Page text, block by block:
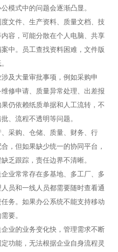
模式中的问题会逐渐凸显。
文件、生产资料、质量文档、技
容，可能分散在个人电脑、共享
中。员工查找资料困难，文件版
及大量审批事项，例如采购申
修申请、质量异常处理、出差报
仍依赖纸质单据和人工流转，不
、流程不透明等问题。
采购、仓储、质量、财务、行
，但如果缺少统一的协同平台，
乏跟踪，责任边界不清晰。
业常常存在多基地、多工厂、多
员和一线人员都需要随时查看通
务。如果办公系统不能支持移动
要。
业的业务变化快，管理需求不断
功能，无法根据企业自身流程灵